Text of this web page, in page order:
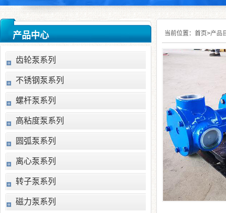
当前位置： 首页>产品
产品中心
齿轮泵系列
不锈钢泵系列
螺杆泵系列
高粘度泵系列
圆弧泵系列
离心泵系列
转子泵系列
磁力泵系列